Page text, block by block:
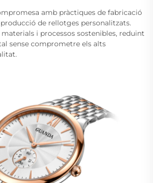
amb pràctiques de fabricació
de rellotges personalitzats.
i processos sostenibles, reduint
sense comprometre els alts